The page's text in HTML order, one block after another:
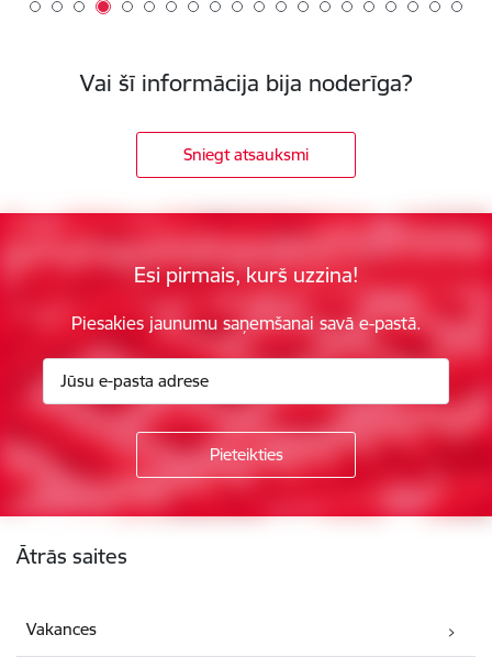
Vai šī informācija bija noderīga?
Sniegt atsauksmi
Esi pirmais, kurš uzzina!
Piesakies jaunumu saņemšanai savā e-pastā.
Ātrās saites
Vakances